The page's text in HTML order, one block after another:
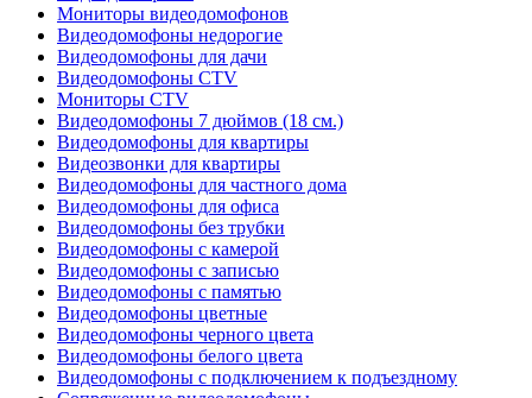
Мониторы видеодомофонов
Видеодомофоны недорогие
Видеодомофоны для дачи
Видеодомофоны CTV
Мониторы CTV
Видеодомофоны 7 дюймов (18 см.)
Видеодомофоны для квартиры
Видеозвонки для квартиры
Видеодомофоны для частного дома
Видеодомофоны для офиса
Видеодомофоны без трубки
Видеодомофоны с камерой
Видеодомофоны с записью
Видеодомофоны с памятью
Видеодомофоны цветные
Видеодомофоны черного цвета
Видеодомофоны белого цвета
Видеодомофоны с подключением к подъездному